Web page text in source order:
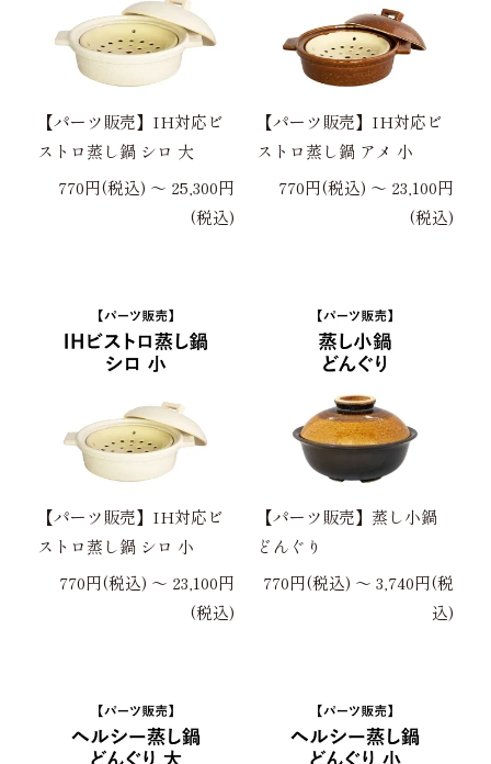
【パーツ販売】IH対応ビ
ストロ蒸し鍋 シロ 大
770円(税込) 〜 25,300円
(税込)
【パーツ販売】IH対応ビ
ストロ蒸し鍋 アメ 小
770円(税込) 〜 23,100円
(税込)
【パーツ販売】IH対応ビ
ストロ蒸し鍋 シロ 小
770円(税込) 〜 23,100円
(税込)
【パーツ販売】蒸し小鍋
どんぐり
770円(税込) 〜 3,740円(税
込)